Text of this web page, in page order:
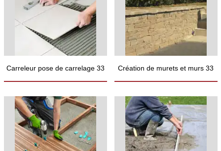
Carreleur pose de carrelage 33 Création de murets et murs 33